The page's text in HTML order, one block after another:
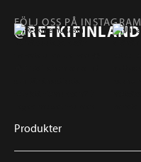
FÖLJ OSS PÅ INSTAGRAM
@RETKIFINLAND
Produkter